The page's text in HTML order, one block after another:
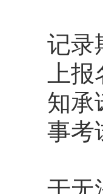
（
记录
上
知承
事考
（